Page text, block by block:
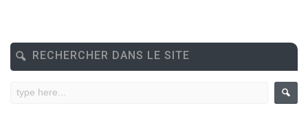
RECHERCHER DANS LE SITE